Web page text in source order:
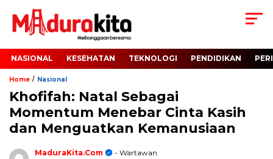
NASIONAL KESEHATAN TEKNOLOGI PENDIDIKAN
Home / Nasional
Khofifah: Natal Sebagai
Momentum Menebar Cinta Kasih
dan Menguatkan Kemanusiaan
MaduraKita.com
- Wartawan